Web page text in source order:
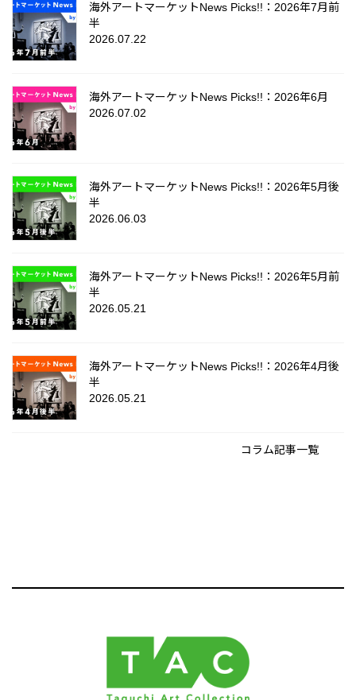
海外アートマーケットNews Picks!!：2026年7月前
半
2026.07.22
海外アートマーケットNews Picks!!：2026年6月
2026.07.02
海外アートマーケットNews Picks!!：2026年5月後
半
2026.06.03
海外アートマーケットNews Picks!!：2026年5月前
半
2026.05.21
海外アートマーケットNews Picks!!：2026年4月後
半
2026.05.21
コラム記事一覧